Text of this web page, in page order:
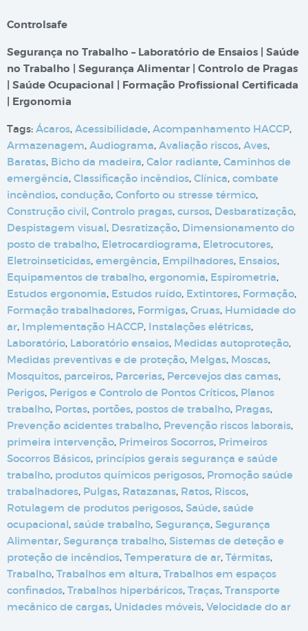
Controlsafe
Segurança no Trabalho – Laboratório de Ensaios | Saúde
no Trabalho | Segurança Alimentar | Controlo de Pragas
| Saúde Ocupacional | Formação Profissional Certificada
| Ergonomia
Tags: Ácaros, Acessibilidade, Acompanhamento HACCP,
Armazenagem, Audiograma, Avaliação riscos, Aves,
Baratas, Bicho da madeira, Calor radiante, Caminhos de
emergência, Classificação incêndios, Clínica, combate
incêndios, condução, Conforto ou stresse térmico,
Construção civil, Controlo pragas, cursos, Desbaratização,
Despistagem visual, Desratização, Dimensionamento do
posto de trabalho, Eletrocardiograma, Eletrocutores,
Eletroinseticidas, emergência, Empilhadores, Ensaios,
Equipamentos de trabalho, ergonomia, Espirometria,
Estudos ergonomia, Estudos ruído, Extintores, Formação,
Formação trabalhadores, Formigas, Gruas, Humidade do
ar, Implementação HACCP, Instalações elétricas,
Laboratório, Laboratório ensaios, Medidas autoproteção,
Medidas preventivas e de proteção, Melgas, Moscas,
Mosquitos, parceiros, Parcerias, Percevejos das camas,
Perigos, Perigos e Controlo de Pontos Críticos, Planos
trabalho, Portas, portões, postos de trabalho, Pragas,
Prevenção acidentes trabalho, Prevenção riscos laborais,
primeira intervenção, Primeiros Socorros, Primeiros
Socorros Básicos, princípios gerais segurança e saúde
trabalho, produtos químicos perigosos, Promoção saúde
trabalhadores, Pulgas, Ratazanas, Ratos, Riscos,
Rotulagem de produtos perigosos, Saúde, saúde
ocupacional, saúde trabalho, Segurança, Segurança
Alimentar, Segurança trabalho, Sistemas de deteção e
proteção de incêndios, Temperatura de ar, Térmitas,
Trabalho, Trabalhos em altura, Trabalhos em espaços
confinados, Trabalhos hiperbáricos, Traças, Transporte
mecânico de cargas, Unidades móveis, Velocidade do ar